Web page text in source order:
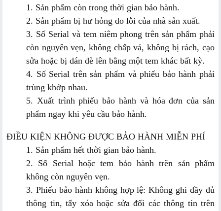
1. Sản phẩm còn trong thời gian bảo hành.
2. Sản phẩm bị hư hỏng do lỗi của nhà sản xuất.
3. Số Serial và tem niêm phong trên sản phẩm phải
còn nguyên vẹn, không chấp vá, không bị rách, cạo
sửa hoặc bị dán đè lên bằng một tem khác bất kỳ.
4. Số Serial trên sản phẩm và phiếu bảo hành phải
trùng khớp nhau.
5. Xuất trình phiếu bảo hành và hóa đơn của sản
phẩm ngay khi yêu cầu bảo hành.
ĐIỀU KIỆN KHÔNG ĐƯỢC BẢO HÀNH MIỄN PHÍ
1. Sản phẩm hết thời gian bảo hành.
2. Số Serial hoặc tem bảo hành trên sản phẩm
không còn nguyên vẹn.
3. Phiếu bảo hành không hợp lệ: Không ghi đầy đủ
thông tin, tẩy xóa hoặc sửa đổi các thông tin trên